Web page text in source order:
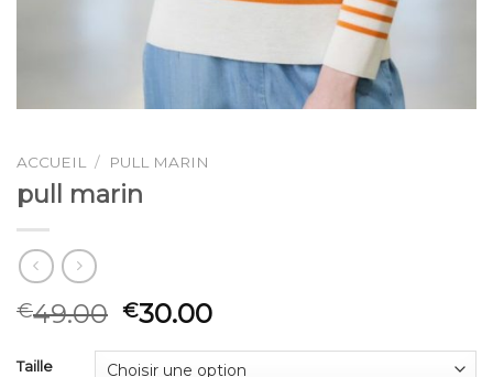
ACCUEIL / PULL MARIN
pull marin
€49.00 €30.00
Taille